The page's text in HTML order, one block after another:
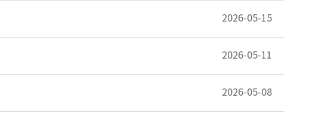
2026-05-15
2026-05-11
2026-05-08